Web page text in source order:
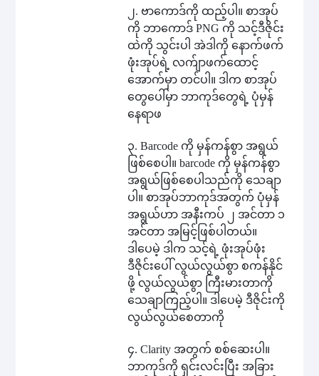
၂. ဗာကောဒ်ကို ထည့်ပါ။ စာအုပ်
ကို ဘာကောဒ် PNG ကို သင့်ဒီဇိုင်း
ထဲကို သွင်းပါ အဲဒါကို နောက်ဖက်
ဖုံးအုပ်ရဲ့ လက်ျာဖက်ထောင့်
အောက်မှာ တင်ပါ။ ဒါက စာအုပ်
တွေပေါ်မှာ ဘာကုဒ်တွေရဲ့ ပုံမှန်
နေရာဖ
၃. Barcode ကို မှန်ကန်စွာ အရွယ်
ဖြစ်စေပါ။ barcode ကို မှန်ကန်စွာ
အရွယ်ဖြစ်စေပါသည်ကို သေချာ
ပါ။ စာအုပ်ဘာကုဒ်အတွက် ပုံမှန်
အရွယ်ဟာ အနီးကပ် ၂ အင်တာ ၁
အင်တာ အမြင့်ဖြစ်ပါတယ်။
ဒါပေမဲ့ ဒါက သင့်ရဲ့ ဖုံးအုပ်ဖုံး
ဒီဇိုင်းပေါ် လွယ်လွယ်စွာ စကန်နိုင်
ဖို့ လွယ်လွယ်စွာ ကြီးမားတာကို
သေချာကြည့်ပါ။ ဒါပေမဲ့ ဒီဇိုင်းကို
လွယ်လွယ်စေတာကို
၄. Clarity အတွက် စစ်ဆေးပါ။
ဘာကုဒ်ကို ရှင်းလင်းပြီး အခြား